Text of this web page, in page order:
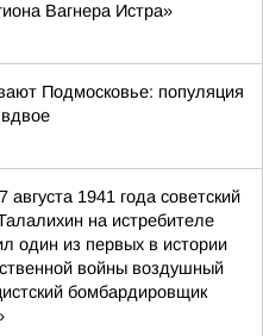
Вагнера Истра»
Подмосковье: популяция
1941 года советский
на истребителе
один из первых в истории
войны воздушный
бомбардировщик